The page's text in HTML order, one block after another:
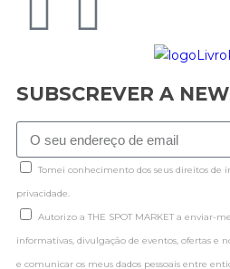
SUBSCREVER A
Tomei conhecimento dos seus direitos de
privacidade.
Autorizo a THE SPOT MARKET a enviar-
informativas, divulgação de eventos, ofertas e
e comunicar os meus dados pessoais entre